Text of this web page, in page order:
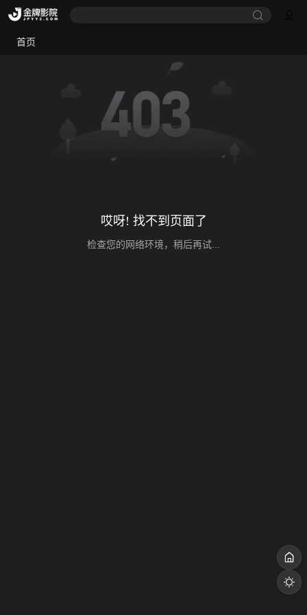
首页
哎呀! 找不到页面了
检查您的网络环境，稍后再试...